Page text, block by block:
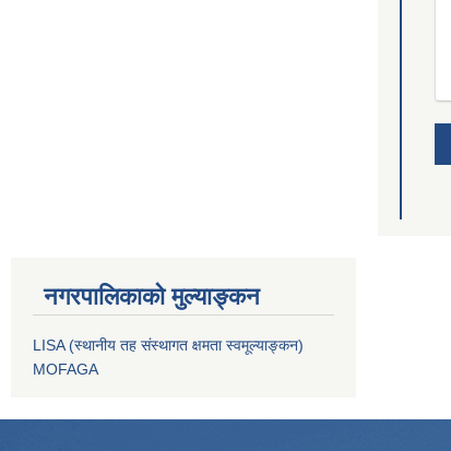
नगरपालिकाको मुल्याङ्कन
LISA (स्थानीय तह संस्थागत क्षमता स्वमूल्याङ्कन)
MOFAGA